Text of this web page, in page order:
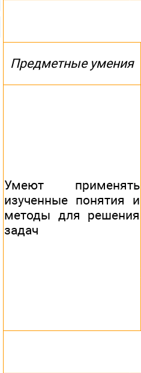
Предметные умения
Умеют применять
изученные понятия и
методы для решения
задач